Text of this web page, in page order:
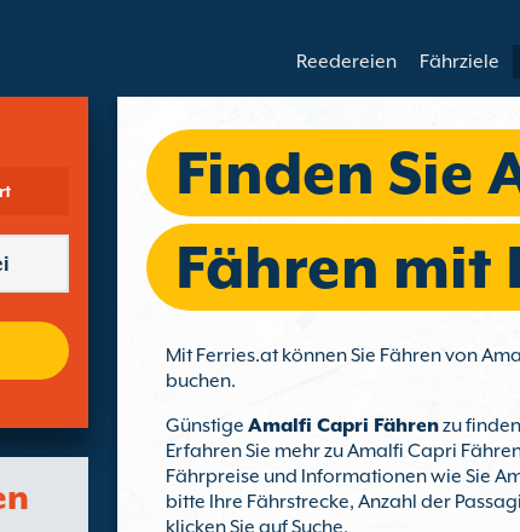
Reedereien Fährziele
Finden Sie
Fähren mit
Mit Ferries.at können Sie Fähren von
buchen.
Günstige Amalfi Capri Fährenzu
Erfahren Sie mehr zu Amalfi Capri
Fährpreise und Informationen wie Sie
bitte Ihre Fährstrecke, Anzahl der
klicken Sie auf Suche.